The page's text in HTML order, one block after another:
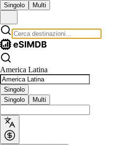
Singolo Multi
America Latina
Singolo
Singolo
Multi